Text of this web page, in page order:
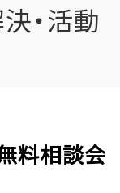
・活動
料相談会